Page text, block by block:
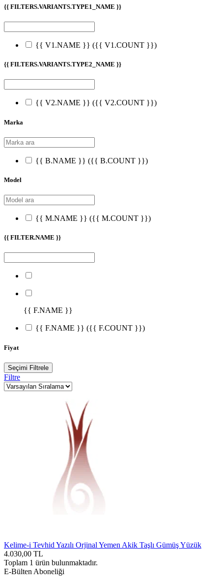
{{ FILTERS.VARIANTS.TYPE1_NAME }}
{{ V1.NAME }} ({{ V1.COUNT }})
{{ FILTERS.VARIANTS.TYPE2_NAME }}
{{ V2.NAME }} ({{ V2.COUNT }})
Marka
{{ B.NAME }} ({{ B.COUNT }})
Model
{{ M.NAME }} ({{ M.COUNT }})
{{ FILTER.NAME }}
{{ F.NAME }}
{{ F.NAME }} ({{ F.COUNT }})
Fiyat
Seçimi Filtrele
Filtre
Kelime-i Tevhid Yazılı Orjinal Yemen Akik Taşlı Gümüş Yüzük
4.030,00 TL
Toplam 1 ürün bulunmaktadır.
E-Bülten Aboneliği